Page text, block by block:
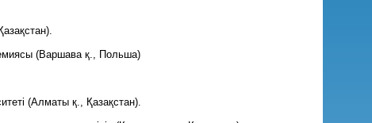
(Варшава қ., Польша)
(Алматы қ., Қазақстан).